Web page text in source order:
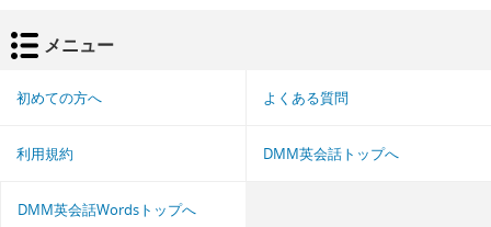
メニュー
初めての方へ よくある質問
利用規約 DMM英会話トップへ
DMM英会話Wordsトップへ